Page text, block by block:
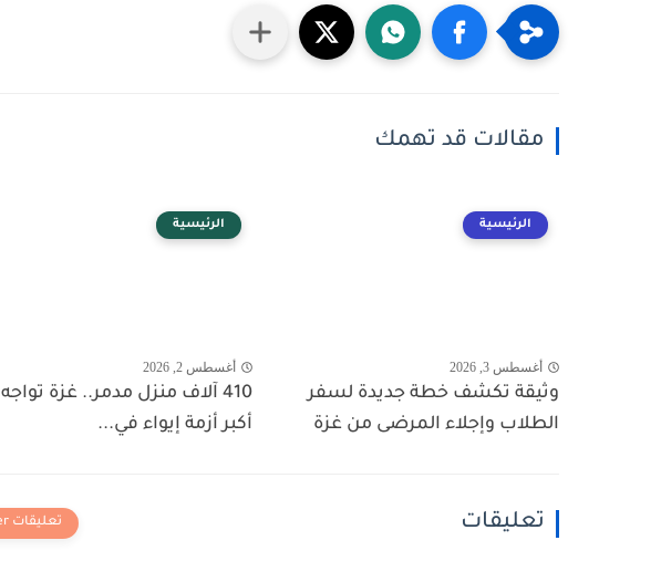
مقالات قد تهمك
الرئيسية
أغسطس 3, 2026
وثيقة تكشف خطة جديدة لسفر
الطلاب وإجلاء المرضى من غزة
الرئيسية
أغسطس 2, 2026
410 آلاف منزل مدمر.. غزة تواجه
أكبر أزمة إيواء في...
تعليقات